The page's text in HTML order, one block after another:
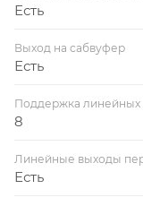
Есть
Выход на сабвуфер
Есть
Поддержка линейных
8
Линейные выходы
Есть